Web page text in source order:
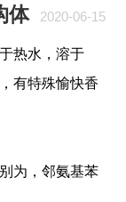
体 2020-06-15
热水，溶于
有特殊愉快香
为，邻氨基苯